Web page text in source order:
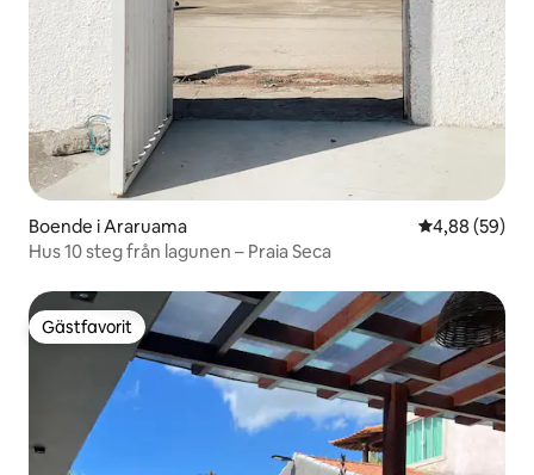
Boende i Araruama 4,88 av 5 i
4,88 (59)
Hus 10 steg från lagunen – Praia Seca
Gästfavorit
Gästfavorit